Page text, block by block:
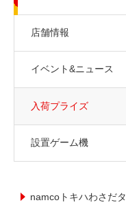
店舗情報
イベント&ニュース
入荷プライズ
設置ゲーム機
namcoトキハわさだ